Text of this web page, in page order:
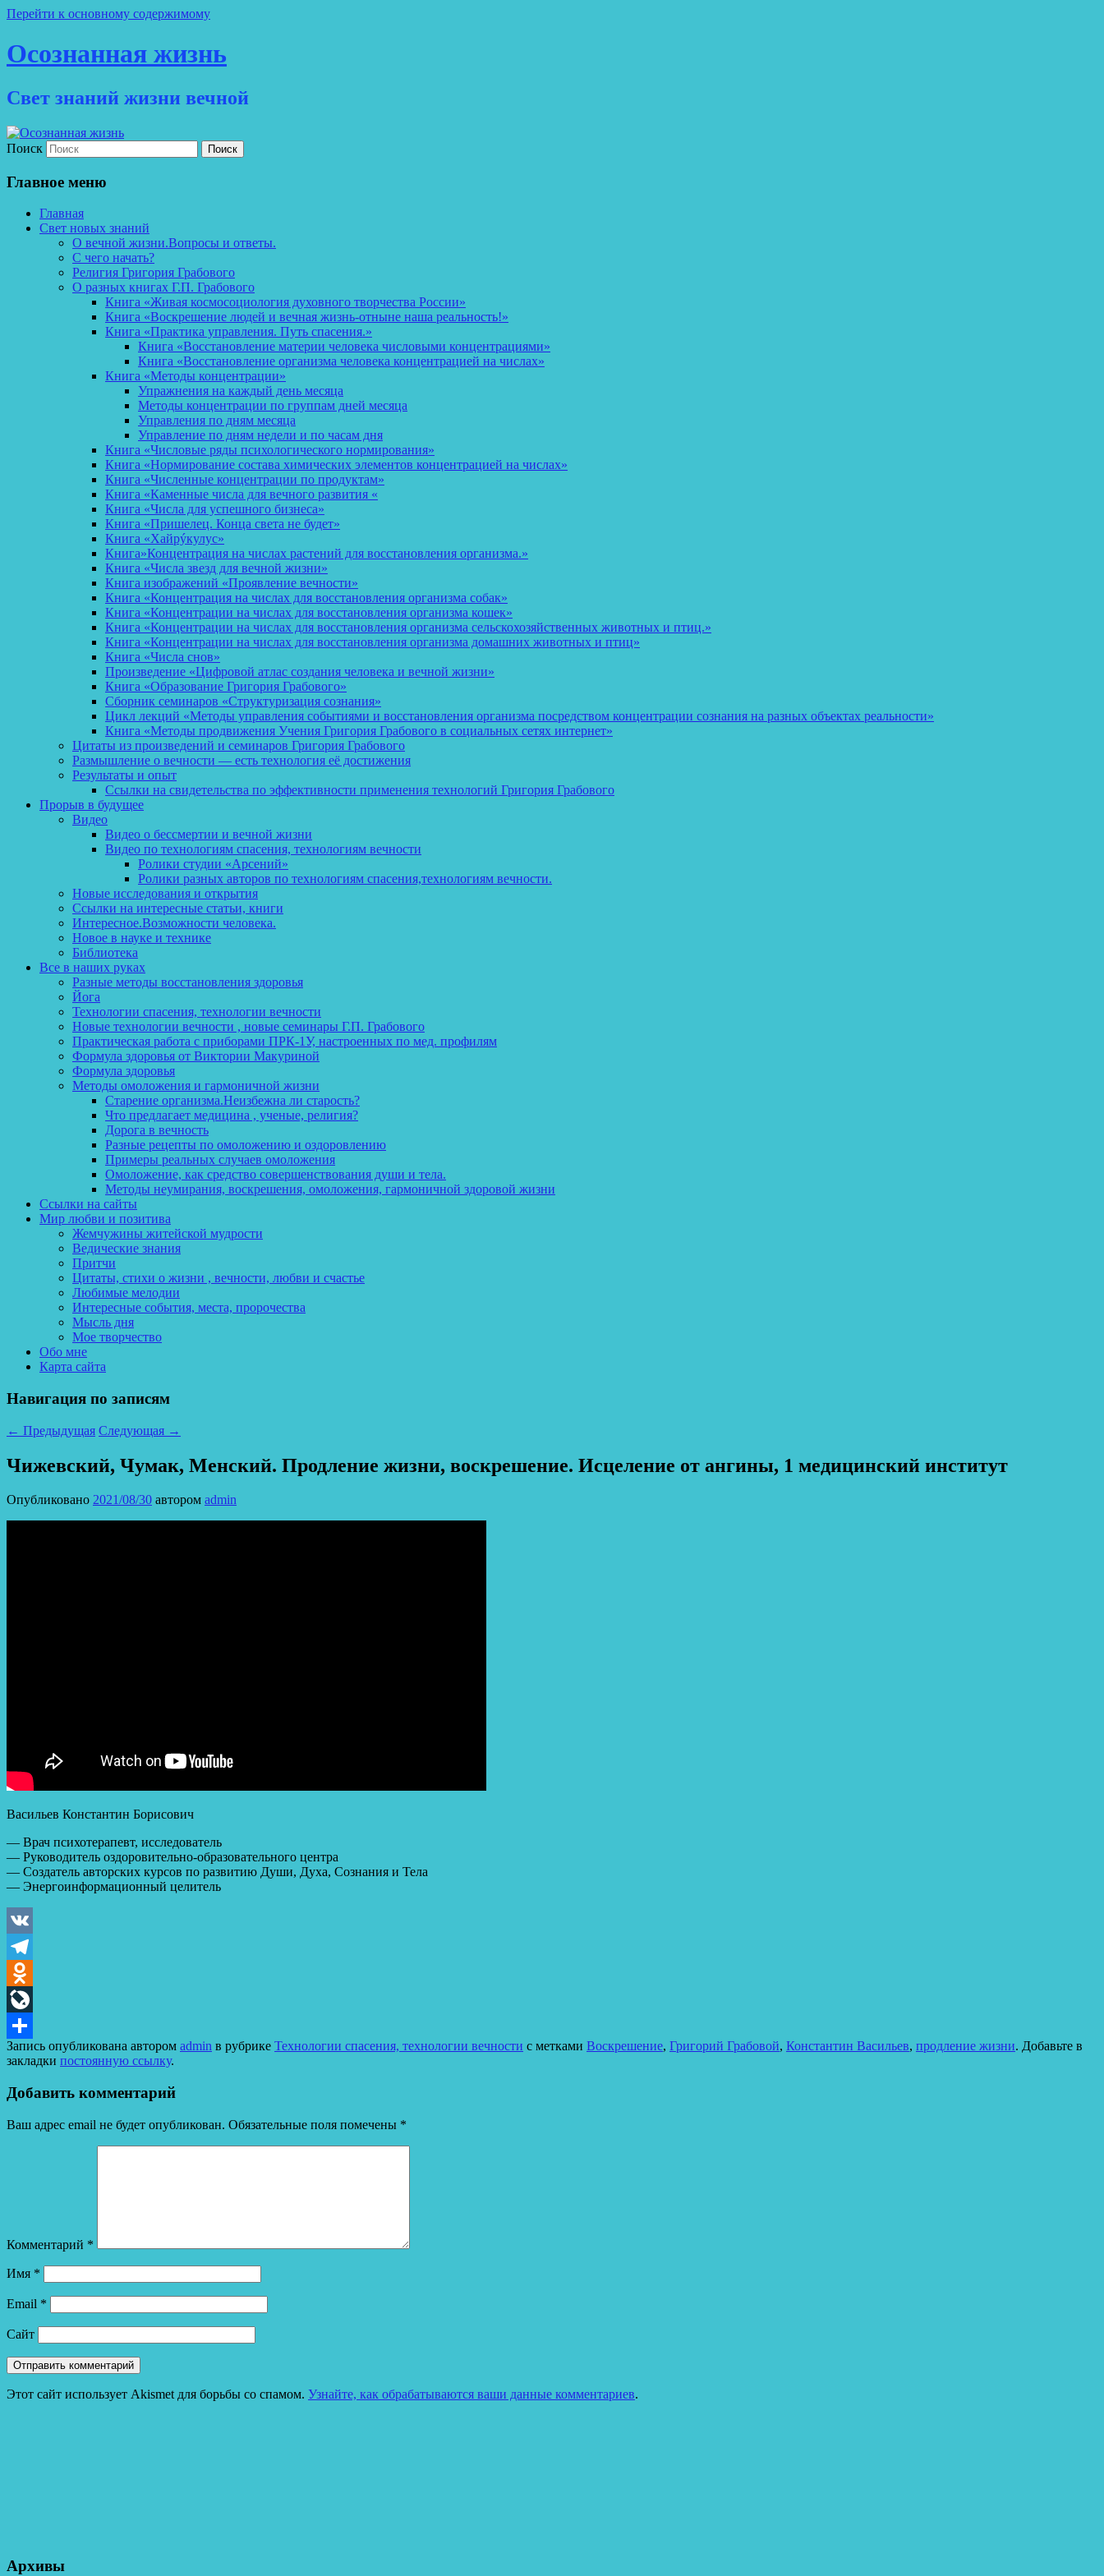
Перейти к основному содержимому
Осознанная жизнь
Свет знаний жизни вечной
Поиск
Главное меню
Главная
Свет новых знаний
О вечной жизни.Вопросы и ответы.
С чего начать?
Религия Григория Грабового
О разных книгах Г.П. Грабового
Книга «Живая космосоциология духовного творчества России»
Книга «Воскрешение людей и вечная жизнь-отныне наша реальность!»
Книга «Практика управления. Путь спасения.»
Книга «Восстановление материи человека числовыми концентрациями»
Книга «Восстановление организма человека концентрацией на числах»
Книга «Методы концентрации»
Упражнения на каждый день месяца
Методы концентрации по группам дней месяца
Управления по дням месяца
Управление по дням недели и по часам дня
Книга «Числовые ряды психологического нормирования»
Книга «Нормирование состава химических элементов концентрацией на числах»
Книга «Численные концентрации по продуктам»
Книга «Каменные числа для вечного развития «
Книга «Числа для успешного бизнеса»
Книга «Пришелец. Конца света не будет»
Книга «Хайрýкулус»
Книга»Концентрация на числах растений для восстановления организма.»
Книга «Числа звезд для вечной жизни»
Книга изображений «Проявление вечности»
Книга «Концентрация на числах для восстановления организма собак»
Книга «Концентрации на числах для восстановления организма кошек»
Книга «Концентрации на числах для восстановления организма сельскохозяйственных животных и птиц.»
Книга «Концентрации на числах для восстановления организма домашних животных и птиц»
Книга «Числа снов»
Произведение «Цифровой атлас создания человека и вечной жизни»
Книга «Образование Григория Грабового»
Сборник семинаров «Структуризация сознания»
Цикл лекций «Методы управления событиями и восстановления организма посредством концентрации сознания на разных объектах реальности»
Книга «Методы продвижения Учения Григория Грабового в социальных сетях интернет»
Цитаты из произведений и семинаров Григория Грабового
Размышление о вечности — есть технология её достижения
Результаты и опыт
Ссылки на свидетельства по эффективности применения технологий Григория Грабового
Прорыв в будущее
Видео
Видео о бессмертии и вечной жизни
Видео по технологиям спасения, технологиям вечности
Ролики студии «Арсений»
Ролики разных авторов по технологиям спасения,технологиям вечности.
Новые исследования и открытия
Ссылки на интересные статьи, книги
Интересное.Возможности человека.
Новое в науке и технике
Библиотека
Все в наших руках
Разные методы восстановления здоровья
Йога
Технологии спасения, технологии вечности
Новые технологии вечности , новые семинары Г.П. Грабового
Практическая работа с приборами ПРК-1У, настроенных по мед. профилям
Формула здоровья от Виктории Макуриной
Формула здоровья
Методы омоложения и гармоничной жизни
Старение организма.Неизбежна ли старость?
Что предлагает медицина , ученые, религия?
Дорога в вечность
Разные рецепты по омоложению и оздоровлению
Примеры реальных случаев омоложения
Омоложение, как средство совершенствования души и тела.
Методы неумирания, воскрешения, омоложения, гармоничной здоровой жизни
Ссылки на сайты
Мир любви и позитива
Жемчужины житейской мудрости
Ведические знания
Притчи
Цитаты, стихи о жизни , вечности, любви и счастье
Любимые мелодии
Интересные события, места, пророчества
Мысль дня
Мое творчество
Обо мне
Карта сайта
Навигация по записям
← Предыдущая Следующая →
Чижевский, Чумак, Менский. Продление жизни, воскрешение. Исцеление от ангины, 1 медицинский институт
Опубликовано 2021/08/30 автором admin
Васильев Константин Борисович
— Врач психотерапевт, исследователь
— Руководитель оздоровительно-образовательного центра
— Создатель авторских курсов по развитию Души, Духа, Сознания и Тела
— Энергоинформационный целитель
VK
Telegram
Odnoklassniki
LiveJournal
Отправить
Запись опубликована автором admin в рубрике Технологии спасения, технологии вечности с метками Воскрешение, Григорий Грабовой, Константин Васильев, продление жизни. Добавьте в
закладки постоянную ссылку.
Добавить комментарий
Ваш адрес email не будет опубликован. Обязательные поля помечены *
Комментарий *
Имя *
Email *
Сайт
Этот сайт использует Akismet для борьбы со спамом. Узнайте, как обрабатываются ваши данные комментариев.
Архивы